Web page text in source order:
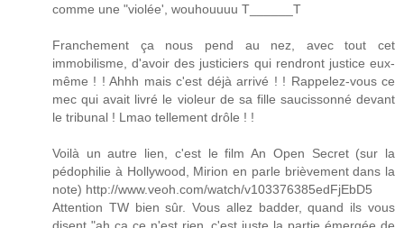
comme une "violée', wouhouuuu T______T
Franchement ça nous pend au nez, avec tout cet
immobilisme, d'avoir des justiciers qui rendront justice eux-
même ! ! Ahhh mais c'est déjà arrivé ! ! Rappelez-vous ce
mec qui avait livré le violeur de sa fille saucissonné devant
le tribunal ! Lmao tellement drôle ! !
Voilà un autre lien, c'est le film An Open Secret (sur la
pédophilie à Hollywood, Mirion en parle brièvement dans la
note) http://www.veoh.com/watch/v103376385edFjEbD5
Attention TW bien sûr. Vous allez badder, quand ils vous
disent "ah ça ce n'est rien, c'est juste la partie émergée de